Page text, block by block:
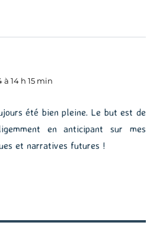
14 h 15 min
été bien pleine. Le but est de
en anticipant sur mes
et narratives futures !